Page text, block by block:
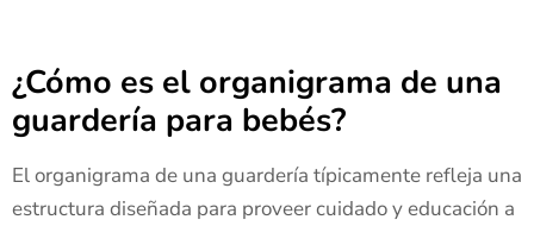
¿Cómo es el organigrama de una
guardería para bebés?
El organigrama de una guardería típicamente refleja una
estructura diseñada para proveer cuidado y educación a